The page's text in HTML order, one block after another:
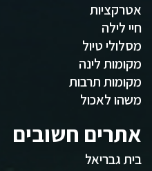
אטרקציות
חיי לילה
מסלולי טיול
מקומות לינה
מקומות תרבות
משהו לאכול
אתרים חשובים
בית גבריאל